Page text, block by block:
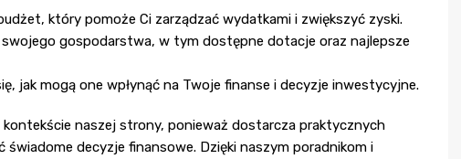
który pomoże Ci zarządzać wydatkami i zwiększyć zyski.
gospodarstwa, w tym dostępne dotacje oraz najlepsze
jak mogą one wpłynąć na Twoje finanse i decyzje inwestycyjne.
naszej strony, ponieważ dostarcza praktycznych
decyzje finansowe. Dzięki naszym poradnikom i